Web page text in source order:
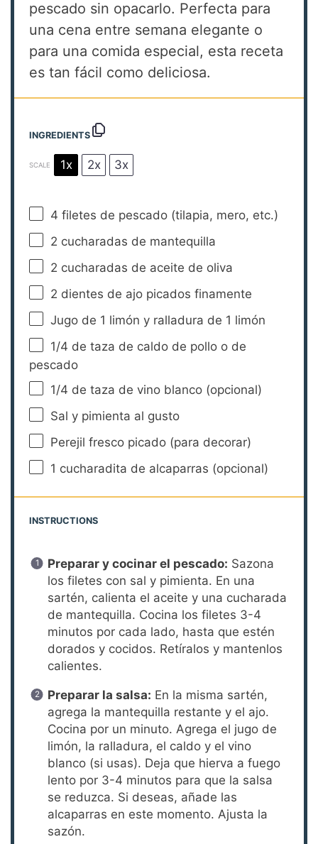
pescado sin opacarlo. Perfecta para
una cena entre semana elegante o
para una comida especial, esta receta
es tan fácil como deliciosa.
INGREDIENTS
SCALE 1x 2x 3x
4 filetes de pescado (tilapia, mero, etc.)
2 cucharadas de mantequilla
2 cucharadas de aceite de oliva
2 dientes de ajo picados finamente
Jugo de 1 limón y ralladura de 1 limón
1/4 de taza de caldo de pollo o de
pescado
1/4 de taza de vino blanco (opcional)
Sal y pimienta al gusto
Perejil fresco picado (para decorar)
1 cucharadita de alcaparras (opcional)
INSTRUCTIONS
Preparar y cocinar el pescado: Sazona
los filetes con sal y pimienta. En una
sartén, calienta el aceite y una cucharada
de mantequilla. Cocina los filetes 3-4
minutos por cada lado, hasta que estén
dorados y cocidos. Retíralos y mantenlos
calientes.
Preparar la salsa: En la misma sartén,
agrega la mantequilla restante y el ajo.
Cocina por un minuto. Agrega el jugo de
limón, la ralladura, el caldo y el vino
blanco (si usas). Deja que hierva a fuego
lento por 3-4 minutos para que la salsa
se reduzca. Si deseas, añade las
alcaparras en este momento. Ajusta la
sazón.